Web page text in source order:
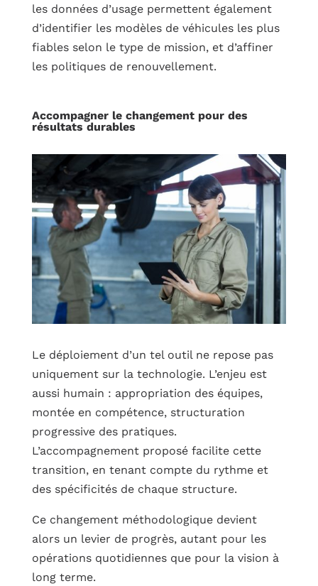
les données d’usage permettent également
d’identifier les modèles de véhicules les plus
fiables selon le type de mission, et d’affiner
les politiques de renouvellement.
Accompagner le changement pour des
résultats durables
Le déploiement d’un tel outil ne repose pas
uniquement sur la technologie. L’enjeu est
aussi humain : appropriation des équipes,
montée en compétence, structuration
progressive des pratiques.
L’accompagnement proposé facilite cette
transition, en tenant compte du rythme et
des spécificités de chaque structure.
Ce changement méthodologique devient
alors un levier de progrès, autant pour les
opérations quotidiennes que pour la vision à
long terme.